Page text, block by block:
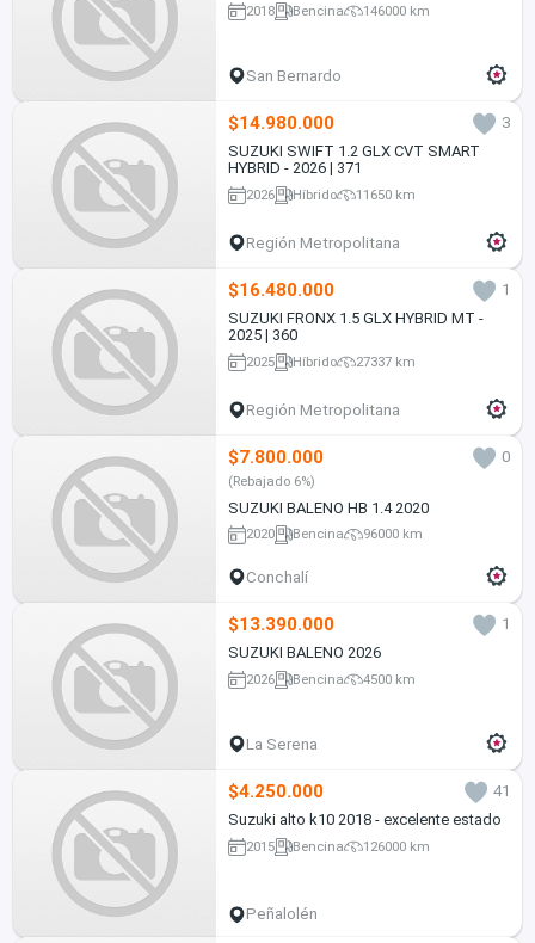
2018 Bencina 146000 km
San Bernardo
$14.980.000
3
SUZUKI SWIFT 1.2 GLX CVT SMART
HYBRID - 2026 | 371
2026 Híbrido 11650 km
Región Metropolitana
$16.480.000
1
SUZUKI FRONX 1.5 GLX HYBRID MT -
2025 | 360
2025 Híbrido 27337 km
Región Metropolitana
$7.800.000 0
(Rebajado 6%)
SUZUKI BALENO HB 1.4 2020
2020 Bencina 96000 km
Conchalí
$13.390.000
1
SUZUKI BALENO 2026
2026 Bencina 4500 km
La Serena
$4.250.000
41
Suzuki alto k10 2018 - excelente estado
2015 Bencina 126000 km
Peñalolén